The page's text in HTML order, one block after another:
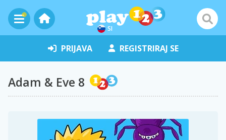
SI
PRIJAVA REGISTRIRAJ SE
Adam & Eve 8